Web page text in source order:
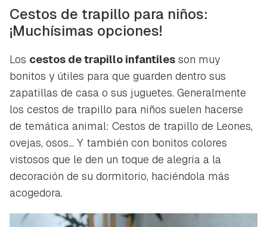
Cestos de trapillo para niños:
¡Muchísimas opciones!
Los cestos de trapillo infantiles son muy
bonitos y útiles para que guarden dentro sus
zapatillas de casa o sus juguetes. Generalmente
los cestos de trapillo para niños suelen hacerse
de temática animal: Cestos de trapillo de Leones,
ovejas, osos... Y también con bonitos colores
vistosos que le den un toque de alegría a la
decoración de su dormitorio, haciéndola más
acogedora.